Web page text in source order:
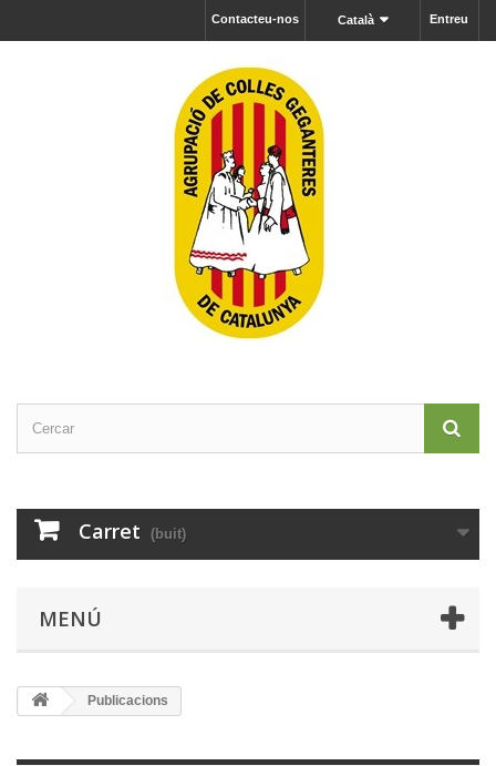
Entreu
Català
Contacteu-nos
Carret (buit)
MENÚ
Publicacions